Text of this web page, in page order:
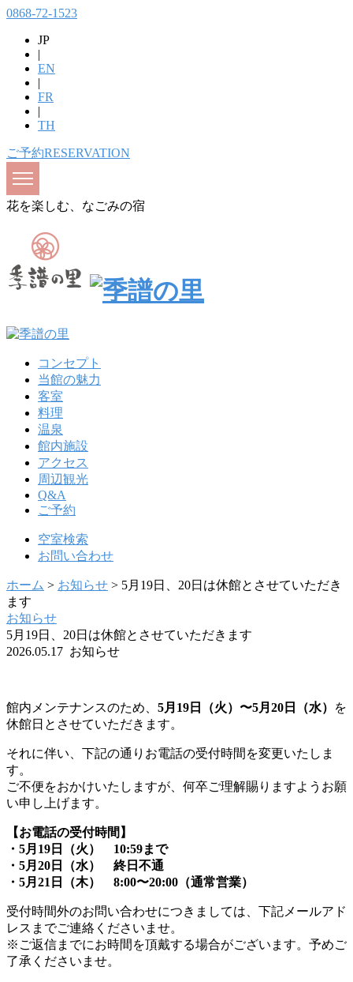
0868-72-1523
JP
|
EN
|
FR
|
TH
ご予約RESERVATION
花を楽しむ、なごみの宿
コンセプト
当館の魅力
客室
料理
温泉
館内施設
アクセス
周辺観光
Q&A
ご予約
空室検索
お問い合わせ
ホーム > お知らせ > 5月19日、20日は休館とさせていただき
ます
お知らせ
5月19日、20日は休館とさせていただきます
2026.05.17 お知らせ
館内メンテナンスのため、 5月19日（火）〜5月20日（水）
を
休館日とさせていただきます。
それに伴い、下記の通りお電話の受付時間を変更いたしま
す。
ご不便をおかけいたしますが、何卒ご理解賜りますようお願
い申し上げます。
【お電話の受付時間】
・5月19日（火） 10:59まで
・5月20日（水） 終日不通
・5月21日（木） 8:00〜20:00（通常営業）
受付時間外のお問い合わせにつきましては、下記メールアド
レスまでご連絡くださいませ。
※ご返信までにお時間を頂戴する場合がございます。予めご
了承くださいませ。